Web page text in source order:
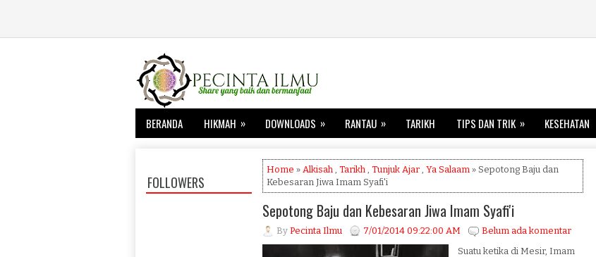
BERANDA HIKMAH » DOWNLOADS » RANTAU » TARIKH TIPS DAN TRIK » KESEHATAN
FOLLOWERS
Home » Alkisah , Tarikh , Tunjuk Ajar , Ya Salaam » Sepotong Baju dan
Kebesaran Jiwa Imam Syafi'i
Sepotong Baju dan Kebesaran Jiwa Imam Syafi'i
By Pecinta Ilmu 7/01/2014 09:22:00 AM
Belum ada komentar
Suatu ketika di Mesir, Imam